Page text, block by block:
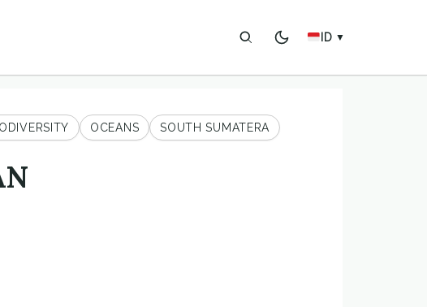
ID ▼
OCEANS SOUTH SUMATERA